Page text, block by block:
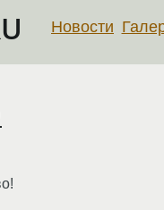
Новости